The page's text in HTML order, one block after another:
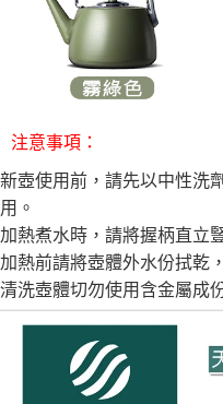
注意事項：
新壺使用前，請先以中性洗
用。
加熱煮水時，請將握柄直立
加熱前請將壺體外水份拭乾
清洗壺體切勿使用含金屬成